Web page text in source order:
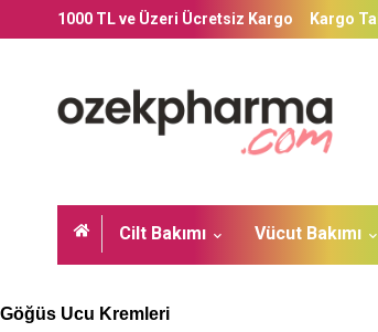
1000 TL ve Üzeri Ücretsiz Kargo Kargo
Cilt Bakımı Vücut Bakımı
Göğüs Ucu Kremleri